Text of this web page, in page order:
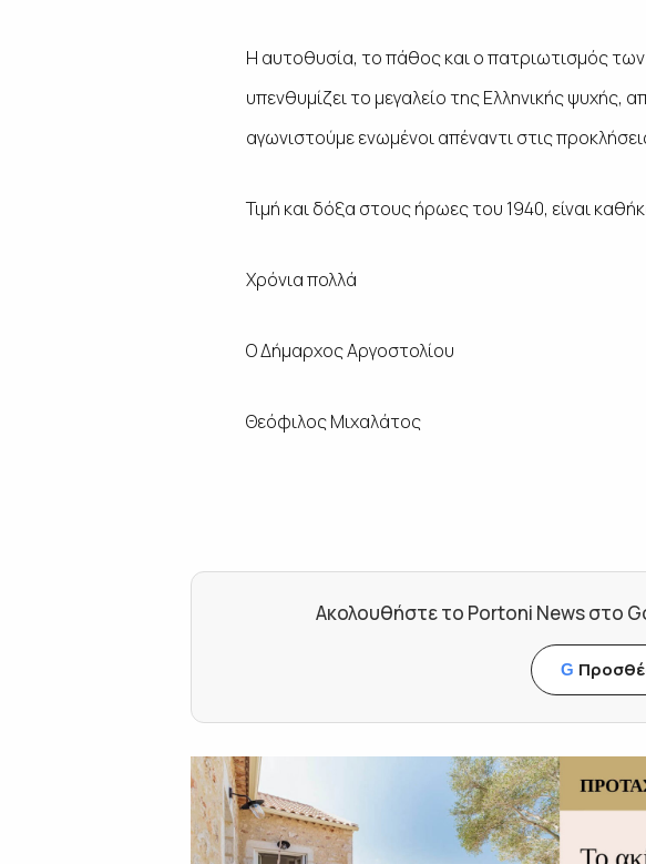
Η αυτοθυσία, το πάθος και ο πατριωτισμός των
υπενθυμίζει το μεγαλείο της Ελληνικής
αγωνιστούμε ενωμένοι απέναντι στις
Τιμή και δόξα στους ήρωες του 1940, είναι
Χρόνια πολλά
OΔήμαρχος Αργοστολίου
Θεόφιλος Μιχαλάτος
Ακολουθήστε το Portoni News στο
G